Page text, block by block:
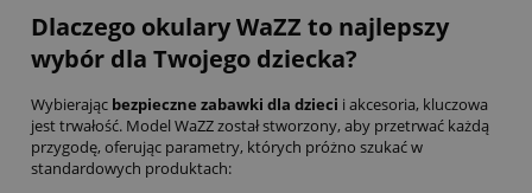
Dlaczego okulary WaZZ to najlepszy
wybór dla Twojego dziecka?
Wybierając bezpieczne zabawki dla dzieci i akcesoria, kluczowa
jest trwałość. Model WaZZ został stworzony, aby przetrwać każdą
przygodę, oferując parametry, których próżno szukać w
standardowych produktach: